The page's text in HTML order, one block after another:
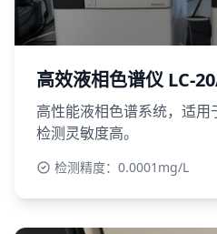
高效液相色谱仪 LC-
高性能液相色谱系统，适用
检测灵敏度高。
检测精度：0.0001mg/L